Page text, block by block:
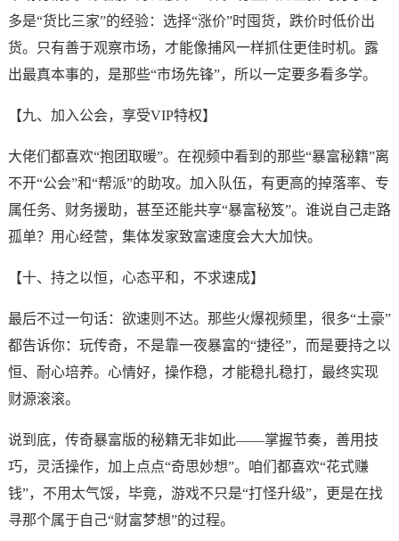
多是“货比三家”的经验：选择“涨价”时囤货，跌价时低价出
货。只有善于观察市场，才能像捕风一样抓住更佳时机。露
出最真本事的，是那些“市场先锋”，所以一定要多看多学。
【九、加入公会，享受VIP特权】
大佬们都喜欢“抱团取暖”。在视频中看到的那些“暴富秘籍”离
不开“公会”和“帮派”的助攻。加入队伍，有更高的掉落率、专
属任务、财务援助，甚至还能共享“暴富秘笈”。谁说自己走路
孤单？用心经营，集体发家致富速度会大大加快。
【十、持之以恒，心态平和，不求速成】
最后不过一句话：欲速则不达。那些火爆视频里，很多“土豪”
都告诉你：玩传奇，不是靠一夜暴富的“捷径”，而是要持之以
恒、耐心培养。心情好，操作稳，才能稳扎稳打，最终实现
财源滚滚。
说到底，传奇暴富版的秘籍无非如此——掌握节奏，善用技
巧，灵活操作，加上点点“奇思妙想”。咱们都喜欢“花式赚
钱”，不用太气馁，毕竟，游戏不只是“打怪升级”，更是在找
寻那个属于自己“财富梦想”的过程。